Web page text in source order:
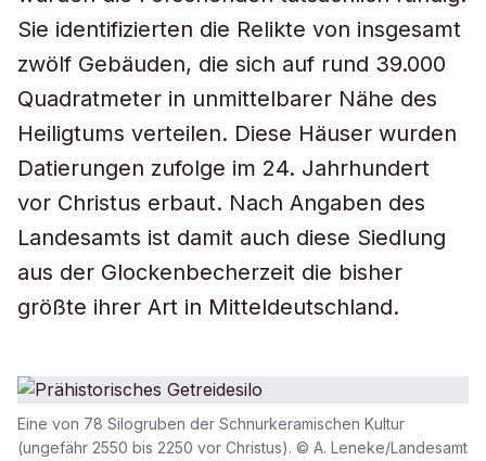
Sie identifizierten die Relikte von insgesamt
zwölf Gebäuden, die sich auf rund 39.000
Quadratmeter in unmittelbarer Nähe des
Heiligtums verteilen. Diese Häuser wurden
Datierungen zufolge im 24. Jahrhundert
vor Christus erbaut. Nach Angaben des
Landesamts ist damit auch diese Siedlung
aus der Glockenbecherzeit die bisher
größte ihrer Art in Mitteldeutschland.
Eine von 78 Silogruben der Schnurkeramischen Kultur
(ungefähr 2550 bis 2250 vor Christus). © A. Leneke/Landesamt